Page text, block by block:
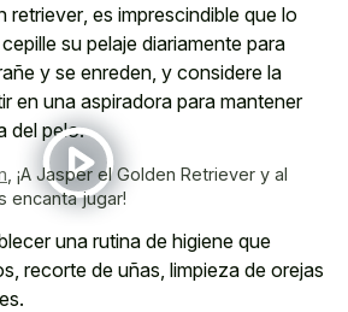
retriever, es imprescindible que lo
su pelaje diariamente para
y se enreden, y considere la
en una aspiradora para mantener
del pelo.
, ¡A Jasper el Golden Retriever y al
encanta jugar!
una rutina de higiene que
recorte de uñas, limpieza de orejas